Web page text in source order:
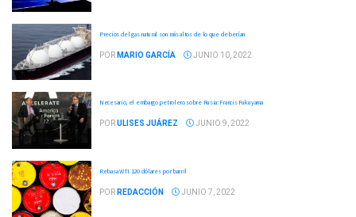
Precios del gas natural son más altos de lo que deberían
POR MARIO GARCÍA JUNIO 10, 2022
Necesario, el embargo petrolero sobre Rusia: Francis Fukuyama
PORULISES JUÁREZ JUNIO 9, 2022
Rebasa WTI 120 dólares por barril
POR REDACCIÓN JUNIO 7, 2022